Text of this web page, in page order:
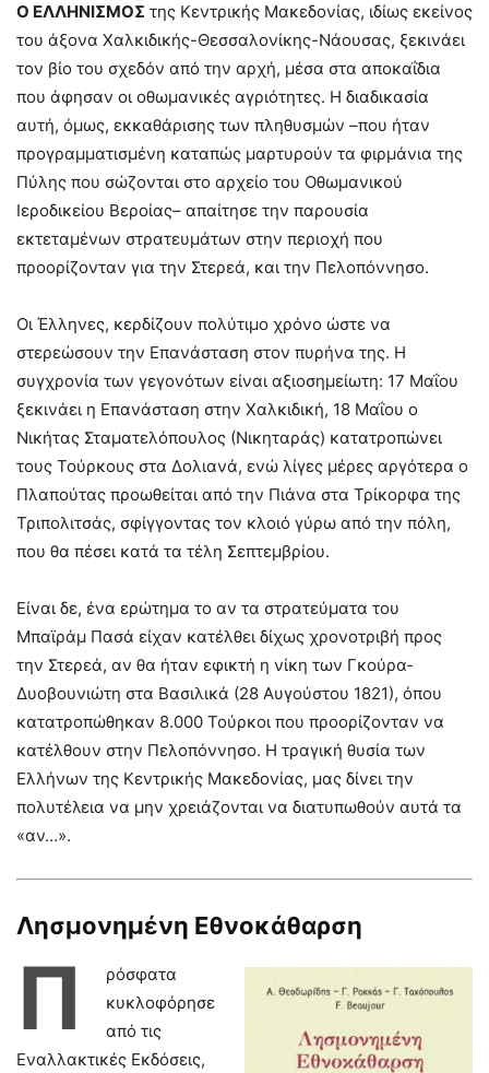
Ο ΕΛΛΗΝΙΣΜΟΣ της Κεντρικής Μακεδονίας, ιδίως εκείνος
του άξονα Χαλκιδικής-Θεσσαλονίκης-Νάουσας, ξεκινάει
τον βίο του σχεδόν από την αρχή, μέσα στα αποκαΐδια
που άφησαν οι οθωμανικές αγριότητες. Η διαδικασία
αυτή, όμως, εκκαθάρισης των πληθυσμών –που ήταν
προγραμματισμένη καταπώς μαρτυρούν τα φιρμάνια της
Πύλης που σώζονται στο αρχείο του Οθωμανικού
Ιεροδικείου Βεροίας– απαίτησε την παρουσία
εκτεταμένων στρατευμάτων στην περιοχή που
προορίζονταν για την Στερεά, και την Πελοπόννησο.
Οι Έλληνες, κερδίζουν πολύτιμο χρόνο ώστε να
στερεώσουν την Επανάσταση στον πυρήνα της. Η
συγχρονία των γεγονότων είναι αξιοσημείωτη: 17 Μαΐου
ξεκινάει η Επανάσταση στην Χαλκιδική, 18 Μαΐου ο
Νικήτας Σταματελόπουλος (Νικηταράς) κατατροπώνει
τους Τούρκους στα Δολιανά, ενώ λίγες μέρες αργότερα ο
Πλαπούτας προωθείται από την Πιάνα στα Τρίκορφα της
Τριπολιτσάς, σφίγγοντας τον κλοιό γύρω από την πόλη,
που θα πέσει κατά τα τέλη Σεπτεμβρίου.
Είναι δε, ένα ερώτημα το αν τα στρατεύματα του
Μπαϊράμ Πασά είχαν κατέλθει δίχως χρονοτριβή προς
την Στερεά, αν θα ήταν εφικτή η νίκη των Γκούρα-
Δυοβουνιώτη στα Βασιλικά (28 Αυγούστου 1821), όπου
κατατροπώθηκαν 8.000 Τούρκοι που προορίζονταν να
κατέλθουν στην Πελοπόννησο. Η τραγική θυσία των
Ελλήνων της Κεντρικής Μακεδονίας, μας δίνει την
πολυτέλεια να μην χρειάζονται να διατυπωθούν αυτά τα
«αν…».
Λησμονημένη Εθνοκάθαρση
Π
ρόσφατα
κυκλοφόρησε
από τις
Εναλλακτικές Εκδόσεις,